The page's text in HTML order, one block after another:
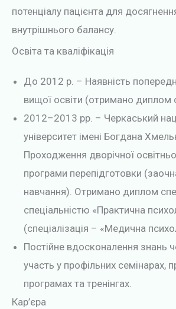
потенціалу пацієнта для
внутрішнього балансу.
Освіта та кваліфікація
До 2012 р. – Наявність
вищої освіти (отримано диплом
2012–2013 рр. – Черкаський
університет імені Богдана
Проходження дворічної
програми перепідготовки
навчання). Отримано диплом
спеціальністю «Практична
(спеціалізація – «Медична
Постійне вдосконалення знань
участь у профільних семінарах,
програмах та тренінгах.
Кар’єра